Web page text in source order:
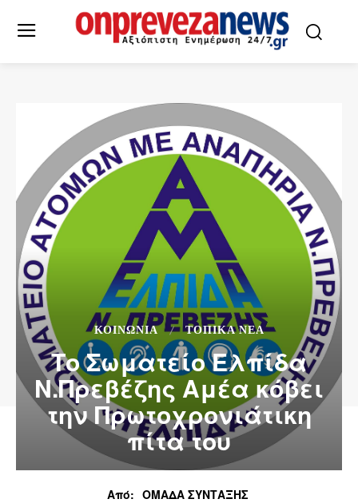
ΚΟΙΝΩΝΙΑ ΤΟΠΙΚΆ ΝΈΑ
Το Σωματείο Ελπίδα
Ν.Πρεβέζης Αμέα κόβει
την Πρωτοχρονιάτικη
πίτα του
Από: ΟΜΑΔΑ ΣΥΝΤΑΞΗΣ